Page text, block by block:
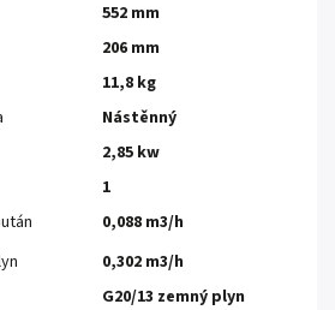
552 mm
206 mm
11,8 kg
Nástěnný
2,85 kw
1
0,088 m3/h
0,302 m3/h
G20/13 zemný plyn